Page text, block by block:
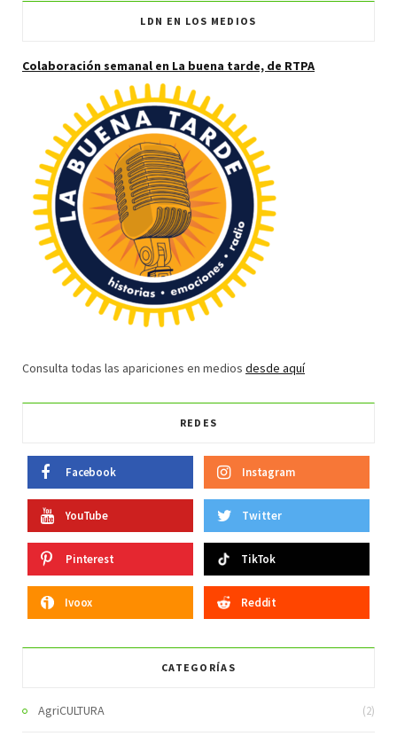
LDN EN LOS MEDIOS
Colaboración semanal en La buena tarde, de RTPA
Consulta todas las apariciones en medios desde aquí
REDES
Facebook Instagram
YouTube Twitter
Pinterest TikTok
Ivoox Reddit
CATEGORÍAS
AgriCULTURA (2)